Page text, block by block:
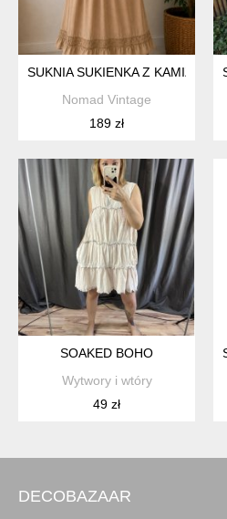
SUKNIA SUKIENKA Z
Nomad Vintage
189 zł
SOAKED BOHO
Wytwory i wtóry
49 zł
DECOBAZAAR